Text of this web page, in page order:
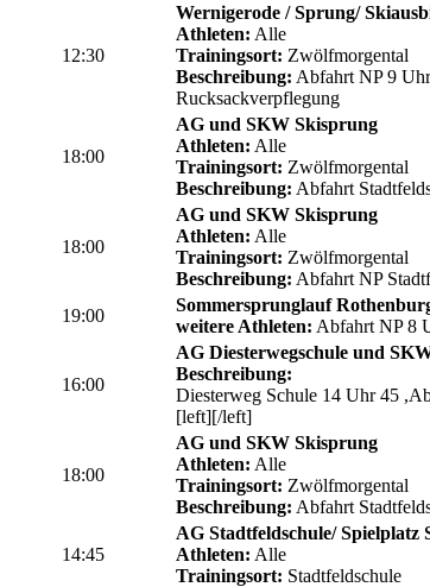
12:30
Wernigerode / Sprung/
Athleten: Alle
Trainingsort: Zwölfmorgental
Beschreibung: Abfahrt NP 9
Rucksackverpflegung
18:00
AG und SKW Skisprung
Athleten: Alle
Trainingsort: Zwölfmorgental
Beschreibung: Abfahrt
18:00
AG und SKW Skisprung
Athleten: Alle
Trainingsort: Zwölfmorgental
Beschreibung: Abfahrt NP
19:00
Sommersprunglauf
weitere Athleten: Abfahrt NP 8
16:00
AG Diesterwegschule und
Beschreibung:
Diesterweg Schule 14 Uhr 45
[left][/left]
18:00
AG und SKW Skisprung
Athleten: Alle
Trainingsort: Zwölfmorgental
Beschreibung: Abfahrt
14:45
AG Stadtfeldschule/ Spielplatz
Athleten: Alle
Trainingsort: Stadtfeldschule